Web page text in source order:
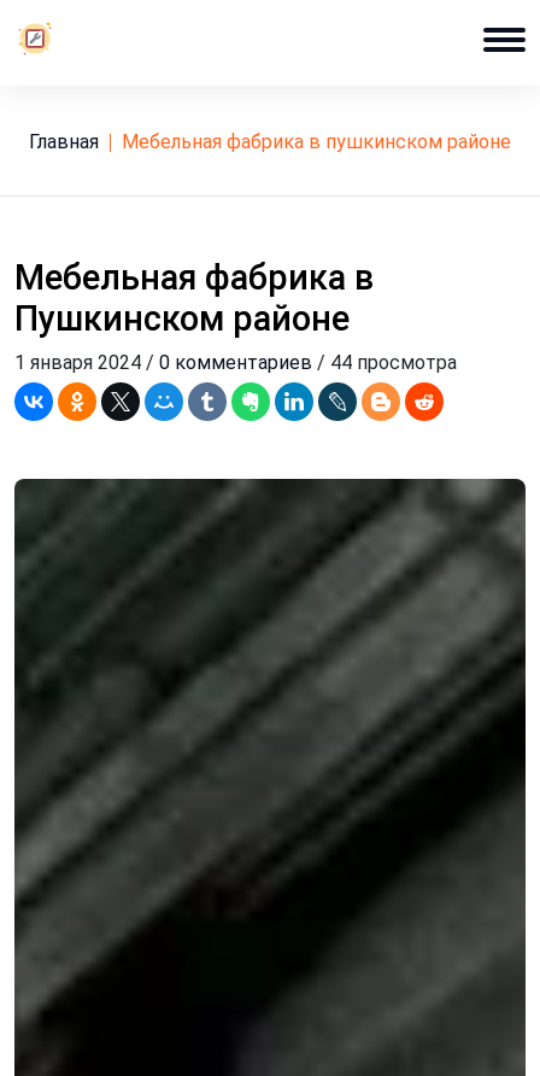
Главная мебельная фабрика в пушкинском районе
Мебельная фабрика в
Пушкинском районе
1 января 2024 / 0 комментариев / 44 просмотра